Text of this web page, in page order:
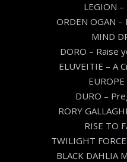
LEGION
ORDEN OGAN
MIND
DORO – Raise
ELUVEITIE – A
DURO –
RORY
RISE TO
TWILIGHT
BLACK DAHLIA